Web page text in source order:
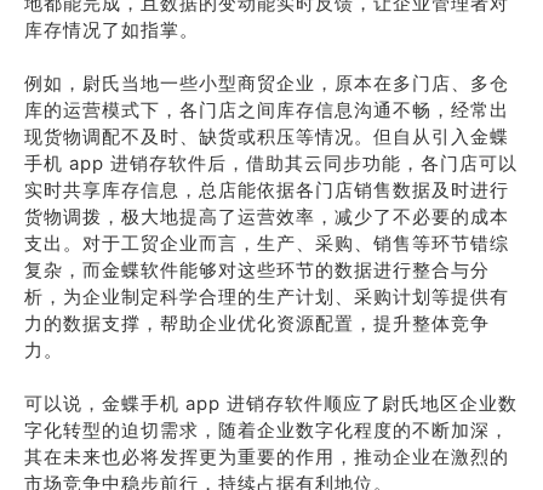
库存情况了如指掌。
例如，尉氏当地一些小型商贸企业，原本在多门店、多仓
库的运营模式下，各门店之间库存信息沟通不畅，经常出
现货物调配不及时、缺货或积压等情况。但自从引入金蝶
手机 app 进销存软件后，借助其云同步功能，各门店可以
实时共享库存信息，总店能依据各门店销售数据及时进行
货物调拨，极大地提高了运营效率，减少了不必要的成本
支出。对于工贸企业而言，生产、采购、销售等环节错综
复杂，而金蝶软件能够对这些环节的数据进行整合与分
析，为企业制定科学合理的生产计划、采购计划等提供有
力的数据支撑，帮助企业优化资源配置，提升整体竞争
力。
可以说，金蝶手机 app 进销存软件顺应了尉氏地区企业数
字化转型的迫切需求，随着企业数字化程度的不断加深，
其在未来也必将发挥更为重要的作用，推动企业在激烈的
市场竞争中稳步前行，持续占据有利地位。